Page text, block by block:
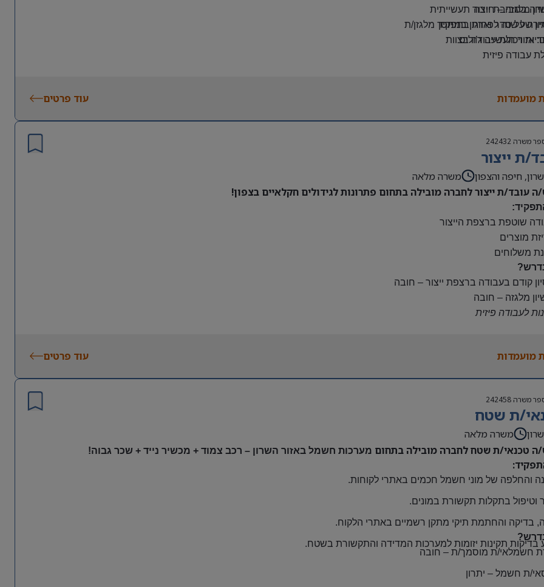
בסביבת ייצור תעשייתית
על סדר וארגון במחסן
מלגזה – חובה
של שנה לפחות בתפקיד מלגזן/ת
ויכולת עבודה בצוות
עבודה פיזית
אזור תעשייה ג’וליס
מועמדות עוד פרטים
משרה 242432
ת ייצור
חיפה והצפון
משרה מלאה
ה עובד/ת ייצור לחברה מובילה בתחום פתרונות לגידולים חקלאיים בצפון!
שוטפת ברצפת הייצור
מוצרים
משלוחים
קודם בעבודה ברצפת ייצור – חובה
מלגזה – חובה
לעבודה פיזית
| ימים א-ה | 6:30-15:30
ובונוסים
חברה מהיום הראשון
חדרה
מועמדות עוד פרטים
משרה242458
ת שטח
משרה מלאה
ה טכנאי/ת שטח לחברה מובילה בתחום מערכות חשמל באזור השרון – רכב צמוד + מכשיר נייד + שכר גבוה!
והחלפה של מוני חשמל חכמים באתרי לקוחות.
וטיפול בתקלות תקשורת במונים.
בדיקה והחתמת תיקי מתקן רשמיים באתרי הלקוח.
בדיקות תקינות יזומות למערכות המדידה והתקשורת בשטח.
חשמלאי/ת מוסמך/ת – חובה
ת חשמל – יתרון